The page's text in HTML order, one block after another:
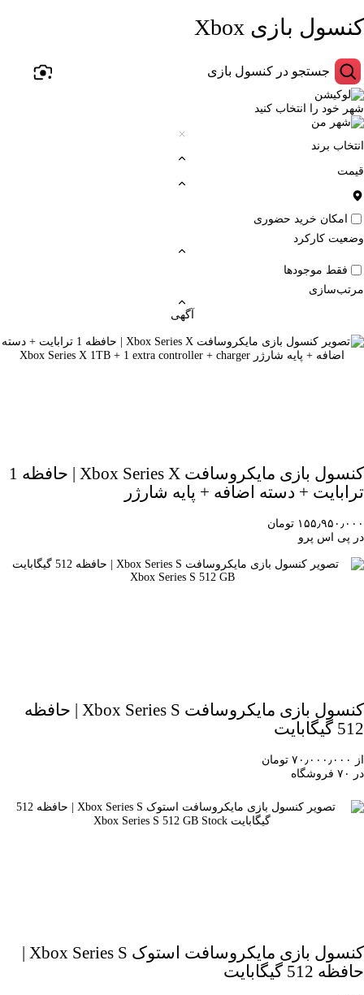
کنسول بازی Xbox
شهر خود را انتخاب کنید
انتخاب برند
قیمت
امکان خرید حضوری
وضعیت کارکرد
فقط موجودها
مرتب‌سازی
آگهی
کنسول بازی مایکروسافت Xbox Series X | حافظه 1
ترابایت + دسته اضافه + پایه شارژر
۱۵۵٫۹۵۰٫۰۰۰ تومان
در پی اس پرو
کنسول بازی مایکروسافت Xbox Series S | حافظه
512 گیگابایت
از ۷۰٫۰۰۰٫۰۰۰ تومان
در ۷۰ فروشگاه
کنسول بازی مایکروسافت استوک Xbox Series S |
حافظه 512 گیگابایت